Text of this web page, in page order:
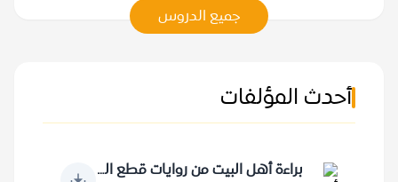
جميع الدروس
أحدث المؤلفات
براءة أهل البيت من روايات قطع الصلة بالقرآن الكريم